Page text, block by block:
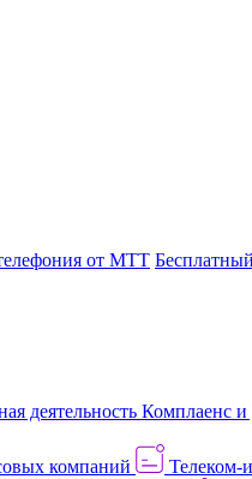
от МТТ
деятельность Комплаенс и
компаний Телеком-